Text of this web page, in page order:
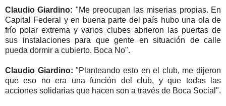
Claudio Giardino: "Me preocupan las miserias propias. En
Capital Federal y en buena parte del país hubo una ola de
frío polar extrema y varios clubes abrieron las puertas de
sus instalaciones para que gente en situación de calle
pueda dormir a cubierto. Boca No".
Claudio Giardino: "Planteando esto en el club, me dijeron
que eso no era una función del club, y que todas las
acciones solidarias que hacen son a través de Boca Social".